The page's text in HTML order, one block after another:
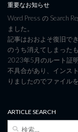
重要なお知らせ
Word Press の Search
ました。
記事はおおよそ復旧で
のうち消えてしまった
2023年5月のルート証
不具合があり、インス
りましたのでファイル
ARTICLE SEARCH